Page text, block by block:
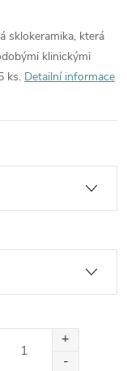
sklokeramika, která
klinickými
ks. Detailní informace